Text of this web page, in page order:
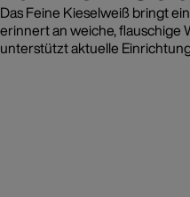
Das Feine Kieselweiß bringt
erinnert an weiche, flauschige
unterstützt aktuelle